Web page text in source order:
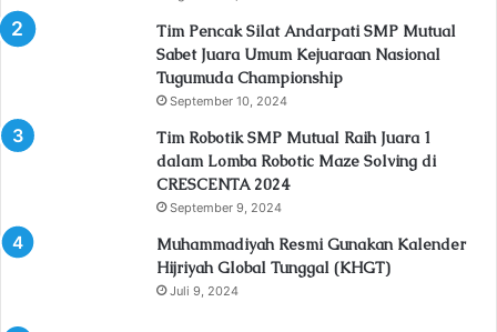
Tim Pencak Silat Andarpati SMP Mutual
Sabet Juara Umum Kejuaraan Nasional
Tugumuda Championship
September 10, 2024
Tim Robotik SMP Mutual Raih Juara 1
dalam Lomba Robotic Maze Solving di
CRESCENTA 2024
September 9, 2024
Muhammadiyah Resmi Gunakan Kalender
Hijriyah Global Tunggal (KHGT)
Juli 9, 2024